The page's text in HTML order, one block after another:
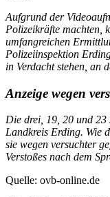
Aufgrund der
Polizeikräfte machten,
umfangreichen
Polizeiinspektion
in Verdacht stehen, an
Anzeige wegen
Die drei, 19, 20 und 23
Landkreis Erding. Wie
sie wegen versuchter
Verstoßes nach dem
Quelle: ovb-online.de